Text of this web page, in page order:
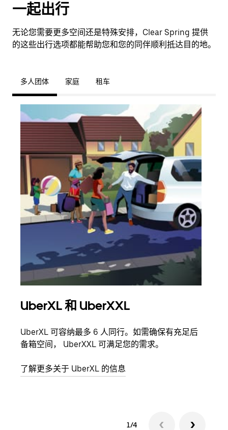
一起出行
无论您需要更多空间还是特殊安排，Clear Spring 提供
的这些出行选项都能帮助您和您的同伴顺利抵达目的地。
多人团体 家庭 租车
UberXL 和 UberXXL
UberXL 可容纳最多 6 人同行。如需确保有充足后
备箱空间， UberXXL 可满足您的需求。
了解更多关于 UberXL 的信息
1/4